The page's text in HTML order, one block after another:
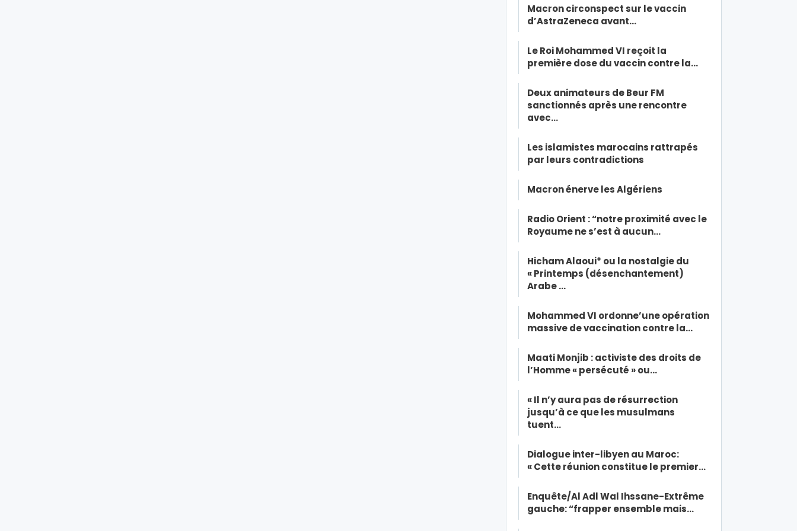
Macron circonspect sur le vaccin
d’AstraZeneca avant…
Le Roi Mohammed VI reçoit la
première dose du vaccin contre la…
Deux animateurs de Beur FM
sanctionnés après une rencontre
avec…
Les islamistes marocains rattrapés
par leurs contradictions
Macron énerve les Algériens
Radio Orient : “notre proximité avec le
Royaume ne s’est à aucun…
Hicham Alaoui* ou la nostalgie du
« Printemps (désenchantement)
Arabe …
Mohammed VI ordonne’une opération
massive de vaccination contre la…
Maati Monjib : activiste des droits de
l’Homme « persécuté » ou…
« Il n’y aura pas de résurrection
jusqu’à ce que les musulmans
tuent…
Dialogue inter-libyen au Maroc:
« Cette réunion constitue le premier…
Enquête/Al Adl Wal Ihssane-Extrême
gauche: “frapper ensemble mais…